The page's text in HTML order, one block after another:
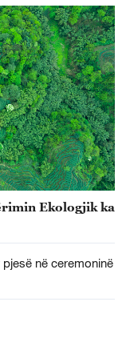
Ekologjik ka
në ceremoninë